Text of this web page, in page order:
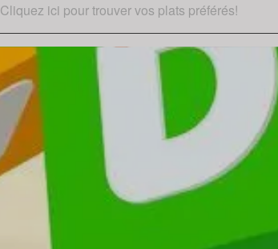
Cliquez ici pour trouver vos plats préférés!